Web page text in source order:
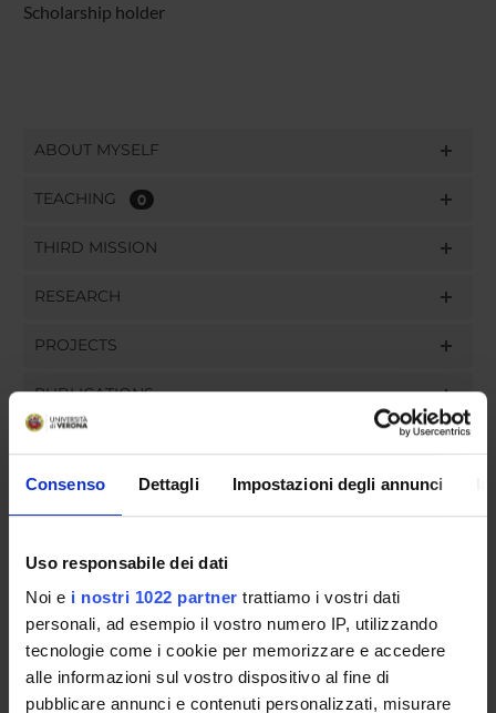
Consenso Dettagli Impostazioni degli annunci
Uso responsabile dei dati
Noi e i nostri 1022 partner trattiamo i vostri dati
personali, ad esempio il vostro numero IP, utilizzando
tecnologie come i cookie per memorizzare e accedere
alle informazioni sul vostro dispositivo al fine di
pubblicare annunci e contenuti personalizzati, misurare
Scholarship holder
ABOUT MYSELF
TEACHING 0
THIRD MISSION
RESEARCH
PROJECTS
PUBLICATIONS
ORGANISATION
COMMITTEES